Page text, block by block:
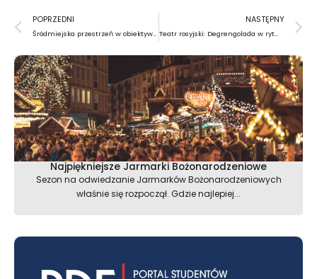
Prev
POPRZEDNI
Śródmiejska przestrzeń w obiektywie licealistów
NASTĘPNY
Teatr rosyjski: Degrengolada w rytmie rocka
Najpiękniejsze Jarmarki Bożonarodzeniowe
Sezon na odwiedzanie Jarmarków Bożonarodzeniowych
właśnie się rozpoczął. Gdzie najlepiej...